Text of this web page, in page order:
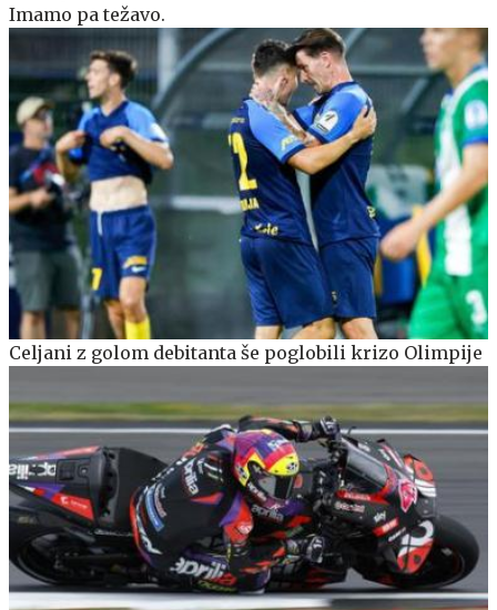
Imamo pa težavo.
Celjani z golom debitanta še poglobili krizo Olimpije